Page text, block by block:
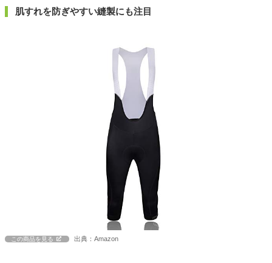
肌すれを防ぎやすい縫製にも注目
この商品を見る 出典：Amazon